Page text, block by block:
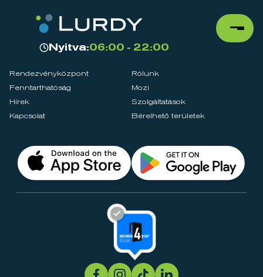
Nyitva:06:00 - 22:00
Rendezvényközpont
Rólunk
Fenntarthatóság
Mozi
Hírek
Szolgáltatások
Kapcsolat
Bérelhető területek